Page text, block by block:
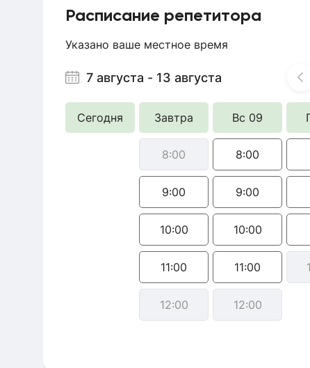
Расписание репетитора
Указано ваше местное время
7 августа - 13 августа
Сегодня Завтра Вс 09
8:00
9:00
10:00
11:00
12:00
8:00
9:00
10:00
11:00
12:00